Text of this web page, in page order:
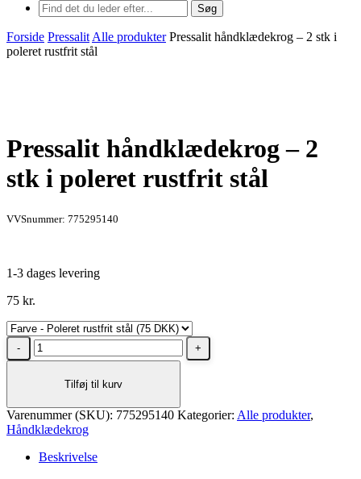
Søg
Forside Pressalit Alle produkter Pressalit håndklædekrog – 2 stk i
poleret rustfrit stål
Pressalit håndklædekrog – 2
stk i poleret rustfrit stål
VVSnummer: 775295140
1-3 dages levering
75 kr.
Pressalit
håndklædekrog
i
poleret
stål
Tilføj til kurv
Varenummer (SKU): 775295140 Kategorier: Alle produkter,
Håndklædekrog
Beskrivelse